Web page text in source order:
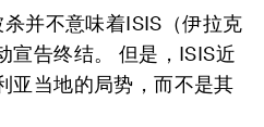
杀并不意味着ISIS（伊拉克
宣告终结。 但是，ISIS近
亚当地的局势，而不是其